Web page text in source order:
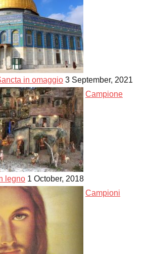
in omaggio 3 September, 2021
Campione
legno 1 October, 2018
Campioni